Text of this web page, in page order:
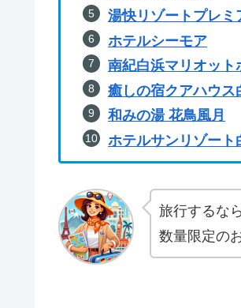
湯快リゾートプレミ
ホテルシーモア
南紀白浜マリオット
癒しの宿クアハウス
和みの湯 花鳥風月
ホテルサンリゾート
旅行するな
数量限定の